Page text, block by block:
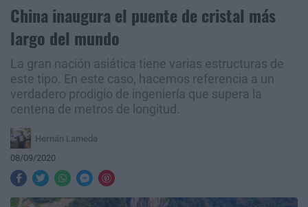
China inaugura el puente de cristal más
largo del mundo
La gran nación asiática tiene varias estructuras de
este tipo. En este caso, hacemos referencia a un
verdadero prodigio de ingeniería que supera la
centena de metros de longitud.
Hernán Lameda
08/09/2020